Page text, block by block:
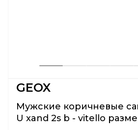
GEOX
Мужские коричневые
U xand 2s b - vitello